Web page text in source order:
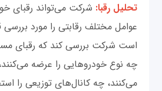
تحلیل رقبا: شرکت می‌تواند رقبای
عوامل مختلف رقابتی را مورد
است شرکت بررسی کند که رقبای
چه نوع خودروهایی را عرضه
می‌کنند، چه کانال‌های توزیعی را